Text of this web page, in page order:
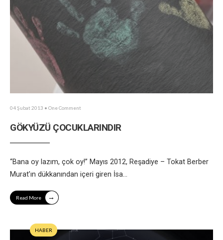
04 Şubat 2013 • One Comment
GÖKYÜZÜ ÇOCUKLARINDIR
“Bana oy lazım, çok oy!” Mayıs 2012, Reşadiye – Tokat Berber
Murat’ın dükkanından içeri giren İsa...
Read More →
HABER